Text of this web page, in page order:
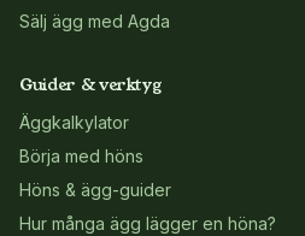
Sälj ägg med Agda
Guider & verktyg
Äggkalkylator
Börja med höns
Höns & ägg-guider
Hur många ägg lägger en höna?